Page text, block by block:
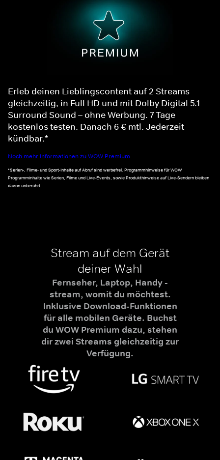
Erleb deinen Lieblingscontent auf 2 Streams
gleichzeitig, in Full HD und mit Dolby Digital 5.1
Surround Sound – ohne Werbung. 7 Tage
kostenlos testen. Danach 6 € mtl. Jederzeit
kündbar.*
Noch mehr Informationen zu WOW Premium
*Serien-, Filme- und Sport-Inhalte auf Abruf sind werbefrei. Programmhinweise für WOW
Programminhalte wie Serien, Filme und Live-Events, sowie Produkthinweise auf Live-Sendern bleiben
davon unberührt.
Stream auf dem Gerät
deiner Wahl
Fernseher, Laptop, Handy -
stream, womit du möchtest.
Inklusive Download-Funktionen
für alle mobilen Geräte. Buchst
du WOW Premium dazu, stehen
dir zwei Streams gleichzeitig zur
Verfügung.